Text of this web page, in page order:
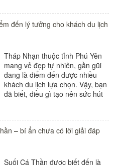
đến lý tưởng cho khách du lịch
Tháp Nhạn thuộc tỉnh Phú Yên
mang vẻ đẹp tự nhiên, gần gũi
đang là điểm đến được nhiều
khách du lịch lựa chọn. Vậy, bạn
đã biết, điều gì tạo nên sức hút
– bí ẩn chưa có lời giải đáp
Suối Cá Thần được biết đến là